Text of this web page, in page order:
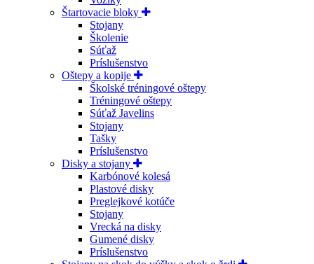
Štartovacie bloky
Stojany
Školenie
Súťaž
Príslušenstvo
Oštepy a kopije
Školské tréningové oštepy
Tréningové oštepy
Súťaž Javelins
Stojany
Tašky
Príslušenstvo
Disky a stojany
Karbónové kolesá
Plastové disky
Preglejkové kotúče
Stojany
Vrecká na disky
Gumené disky
Príslušenstvo